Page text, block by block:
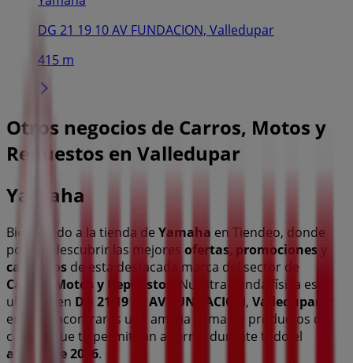
DG 21 19 10 AV FUNDACION, Valledupar
415 m
Otros negocios de Carros, Motos y
Repuestos en Valledupar
Yamaha
Bienvenido a la tienda de Yamaha en Tiendeo, donde
podrás descubrir las mejores ofertas, promociones y
catálogos de esta destacada marca del sector de
Carros, Motos y Repuestos
. Nuestra tienda física está
ubicada en DG 21 19 10 AV FUNDACION, Valledupar
, y
en ella encontrarás una amplia gama de productos de
calidad que te permitirán ahorrar durante todo el
agosto de 2026.